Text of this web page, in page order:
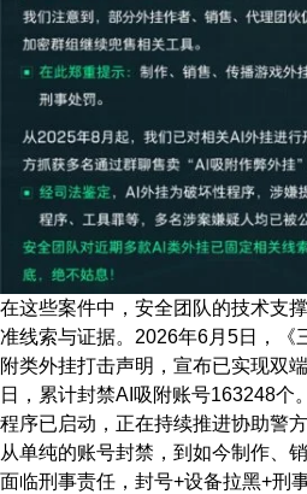
在这些案件中，安全团队的技术支
准线索与证据。2026年6月5日，《
附类外挂打击声明，宣布已实现双
日，累计封禁AI吸附账号163248个
程序已启动，正在持续推进协助警方
从单纯的账号封禁，到如今制作、
面临刑事责任，封号+设备拉黑+刑